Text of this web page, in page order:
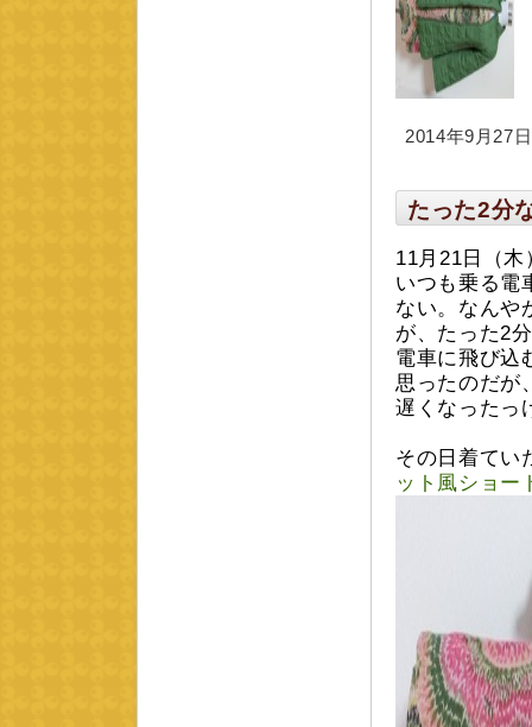
2014年9月27
たった2分
11月21日（
いつも乗る電
ない。なんや
が、たった2
電車に飛び込
思ったのだが
遅くなったっ
その日着てい
ット風ショー